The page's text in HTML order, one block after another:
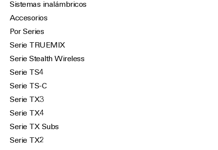
Sistemas inalámbricos
Accesorios
Por Series
Serie TRUEMIX
Serie Stealth Wireless
Serie TS4
Serie TS-C
Serie TX3
Serie TX4
Serie TX Subs
Serie TX2